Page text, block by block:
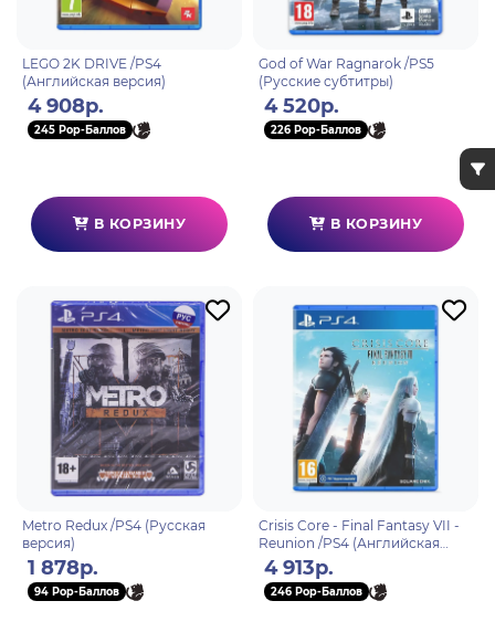
LEGO 2K DRIVE /PS4
(Английская версия)
4 908р.
245 Pop-Баллов
В КОРЗИНУ
God of War Ragnarok /PS5
(Русские субтитры)
4 520р.
226 Pop-Баллов
В КОРЗИНУ
Metro Redux /PS4 (Русская
версия)
1 878р.
94 Pop-Баллов
Crisis Core - Final Fantasy VII -
Reunion /PS4 (Английская
версия)
4 913р.
246 Pop-Баллов